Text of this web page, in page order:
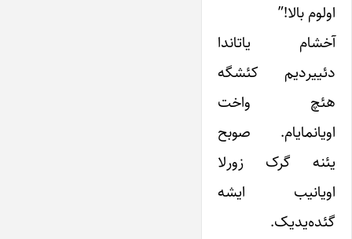
اولوم بالا!”
آخشام یاتاندا
دئییردیم کئشگه
هئچ واخت
اویانمایام. صوبح
یئنه گرک زورلا
اویانیب ایشه
گئده‌یدیک.